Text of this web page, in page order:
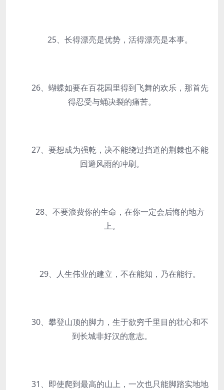
25、长得漂亮是优势，活得漂亮是本事。
26、蝴蝶如要在百花园里得到飞舞的欢乐，那首先
得忍受与蛹决裂的痛苦。
27、要想成为强乾，决不能绕过挡道的荆棘也不能
回避风雨的冲刷。
28、不要浪费你的生命，在你一定会后悔的地方
上。
29、人生伟业的建立，不在能知，乃在能行。
30、攀登山顶的脚力，生于欲穷千里目的壮心和不
到长城非好汉的意志。
31、即使爬到最高的山上，一次也只能脚踏实地地